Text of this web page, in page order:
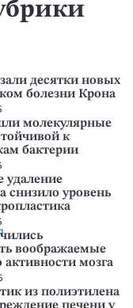
десятки новых
болезни Крона
молекулярные
к
бактерии
удаление
снизило уровень
воображаемые
мозга
из полиэтилена